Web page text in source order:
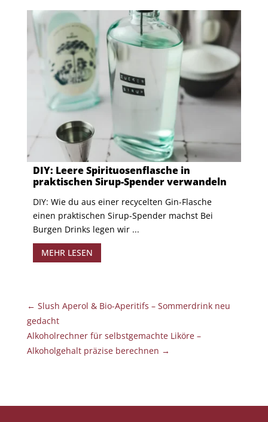
DIY: Leere Spirituosenflasche in
praktischen Sirup-Spender verwandeln
DIY: Wie du aus einer recycelten Gin-Flasche
einen praktischen Sirup-Spender machst Bei
Burgen Drinks legen wir ...
MEHR LESEN
← Slush Aperol & Bio-Aperitifs – Sommerdrink neu
gedacht
Alkoholrechner für selbstgemachte Liköre –
Alkoholgehalt präzise berechnen →